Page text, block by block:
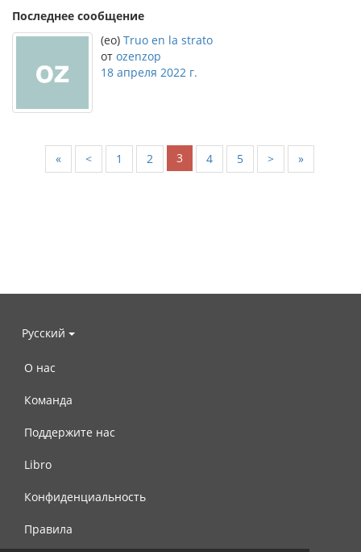
Последнее сообщение
(eo) Truo en la strato
от ozenzop
18 апреля 2022 г.
« < 1 2 3 4 5 > »
Русский
О нас
Команда
Поддержите нас
Libro
Конфиденциальность
Правила